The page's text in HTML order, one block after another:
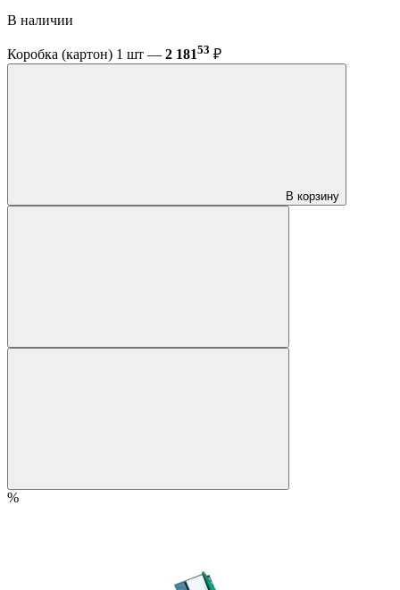
В наличии
Коробка (картон) 1 шт — 2 18153 ₽
В корзину
%